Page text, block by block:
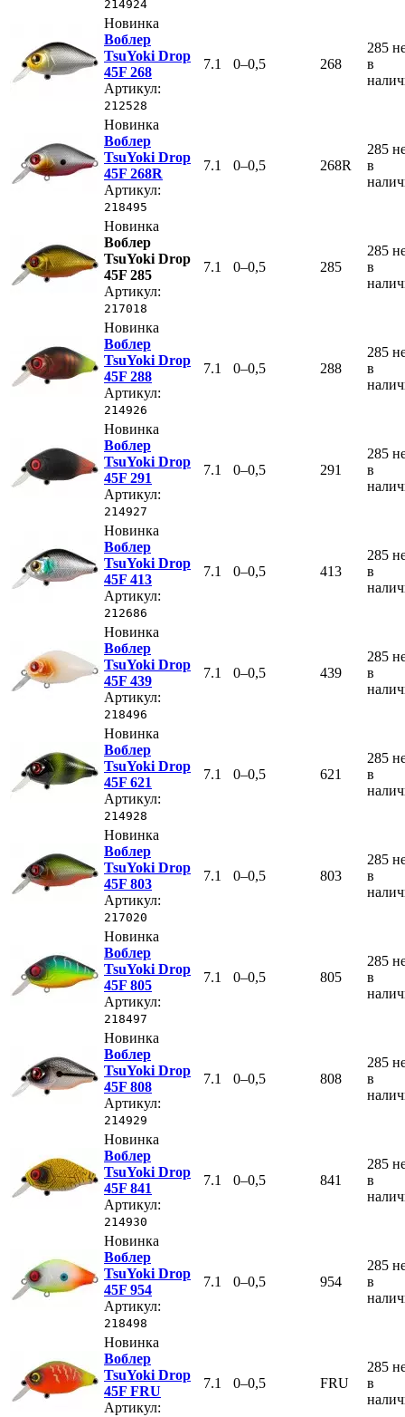
214924
Новинка
Воблер
TsuYoki Drop
45F 268
Артикул:
212528
7.1 0–0,5 268
285
в
Новинка
Воблер
TsuYoki Drop
45F 268R
Артикул:
218495
7.1 0–0,5 268R
285
в
Новинка
Воблер
TsuYoki Drop
45F 285
Артикул:
217018
7.1 0–0,5 285
285
в
Новинка
Воблер
TsuYoki Drop
45F 288
Артикул:
214926
7.1 0–0,5 288
285
в
Новинка
Воблер
TsuYoki Drop
45F 291
Артикул:
214927
7.1 0–0,5 291
285
в
Новинка
Воблер
TsuYoki Drop
45F 413
Артикул:
212686
7.1 0–0,5 413
285
в
Новинка
Воблер
TsuYoki Drop
45F 439
Артикул:
218496
7.1 0–0,5 439
285
в
Новинка
Воблер
TsuYoki Drop
45F 621
Артикул:
214928
7.1 0–0,5 621
285
в
Новинка
Воблер
TsuYoki Drop
45F 803
Артикул:
217020
7.1 0–0,5 803
285
в
Новинка
Воблер
TsuYoki Drop
45F 805
Артикул:
218497
7.1 0–0,5 805
285
в
Новинка
Воблер
TsuYoki Drop
45F 808
Артикул:
214929
7.1 0–0,5 808
285
в
Новинка
Воблер
TsuYoki Drop
45F 841
Артикул:
214930
7.1 0–0,5 841
285
в
Новинка
Воблер
TsuYoki Drop
45F 954
Артикул:
218498
7.1 0–0,5 954
285
в
Новинка
Воблер
TsuYoki Drop
45F FRU
Артикул:
7.1 0–0,5 FRU
285
в